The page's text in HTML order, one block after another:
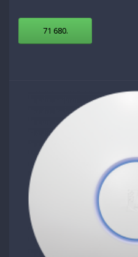
71 680.